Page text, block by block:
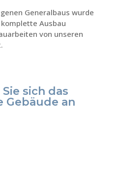
Generalbaus wurde
Ausbau
von unseren
sich das
Gebäude an